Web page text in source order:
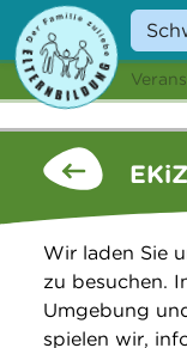
Angebote
Veranstaltungen
Service
Über uns
Wir laden Sie
zu besuchen.
Umgebung
spielen wir,